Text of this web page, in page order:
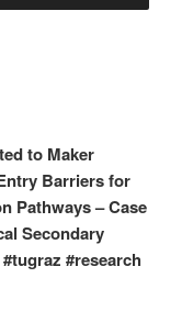
to Maker
Barriers for
Pathways – Case
Secondary
#research